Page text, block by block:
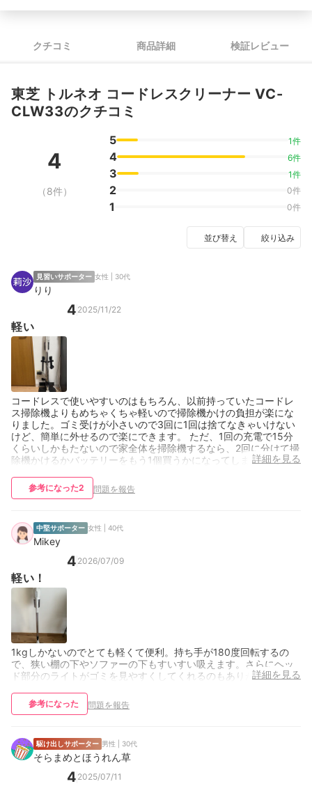
クチコミ 商品詳細 検証レビュー
東芝 トルネオ コードレスクリーナー VC-
CLW33のクチコミ
4
（8件）
5 1件
4 6件
3 1件
2 0件
1 0件
並び替え 絞り込み
見習いサポーター 女性 | 30代
りり
4 2025/11/22
軽い
コードレスで使いやすいのはもちろん、以前持っていたコードレ
ス掃除機よりもめちゃくちゃ軽いので掃除機かけの負担が楽にな
りました。ゴミ受けが小さいので3回に1回は捨てなきゃいけない
けど、簡単に外せるので楽にできます。 ただ、1回の充電で15分
くらいしかもたないので家全体を掃除機するなら、2回に分けて掃
除機かけるかバッテリーをもう1個買うかになってしまう。詳細を見る
参考になった2 問題を報告
中堅サポーター 女性 | 40代
Mikey
4 2026/07/09
軽い！
1kgしかないのでとても軽くて便利。持ち手が180度回転するの
で、狭い棚の下やソファーの下もすいすい吸えます。さらにヘッ
ド部分のライトがゴミを見やすくしてくれるのもありがたい。
詳細を見る
参考になった 問題を報告
駆け出しサポーター 男性 | 30代
そらまめとほうれん草
4 2025/07/11